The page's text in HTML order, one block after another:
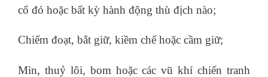
cố đó hoặc bất kỳ hành động thù địch nào;
Chiếm đoạt, bắt giữ, kiềm chế hoặc cầm giữ;
Mìn, thuỷ lôi, bom hoặc các vũ khí chiến tranh